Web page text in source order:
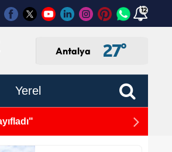
12
Antalya 27°
Yerel